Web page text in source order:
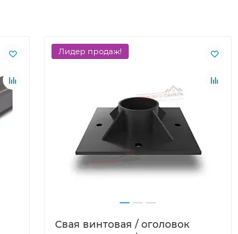
Лидер продаж!
Свая винтовая / оголовок